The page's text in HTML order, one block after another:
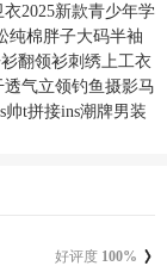
2025新款青少年学
纯棉胖子大码半袖
翻领衫刺绣上工衣
气立领钓鱼摄影马
帅t拼接ins潮牌男装
好评度 100%